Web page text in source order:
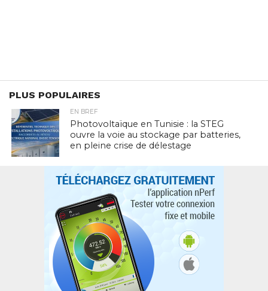
PLUS POPULAIRES
EN BREF
Photovoltaïque en Tunisie : la STEG
ouvre la voie au stockage par batteries,
en pleine crise de délestage